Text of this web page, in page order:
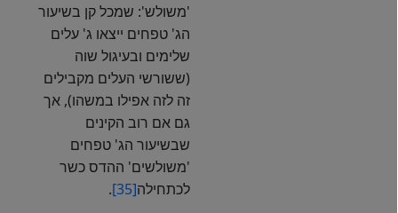
'משולש': שמכל קן בשיעור
הג' טפחים ייצאו ג' עלים
שלימים ובעיגול שוה
(ששורשי העלים מקבילים
זה לזה אפילו במשהו), אך
גם אם רוב הקינים
שבשיעור הג' טפחים
'משולשים' ההדס כשר
לכתחילה[35]
.